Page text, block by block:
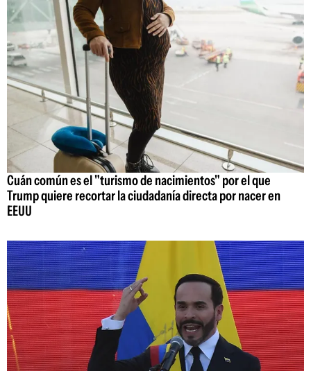
Cuán común es el "turismo de nacimientos" por el que
Trump quiere recortar la ciudadanía directa por nacer en
EEUU